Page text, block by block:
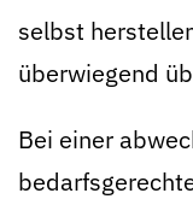
selbst
überwiegend
Bei einer